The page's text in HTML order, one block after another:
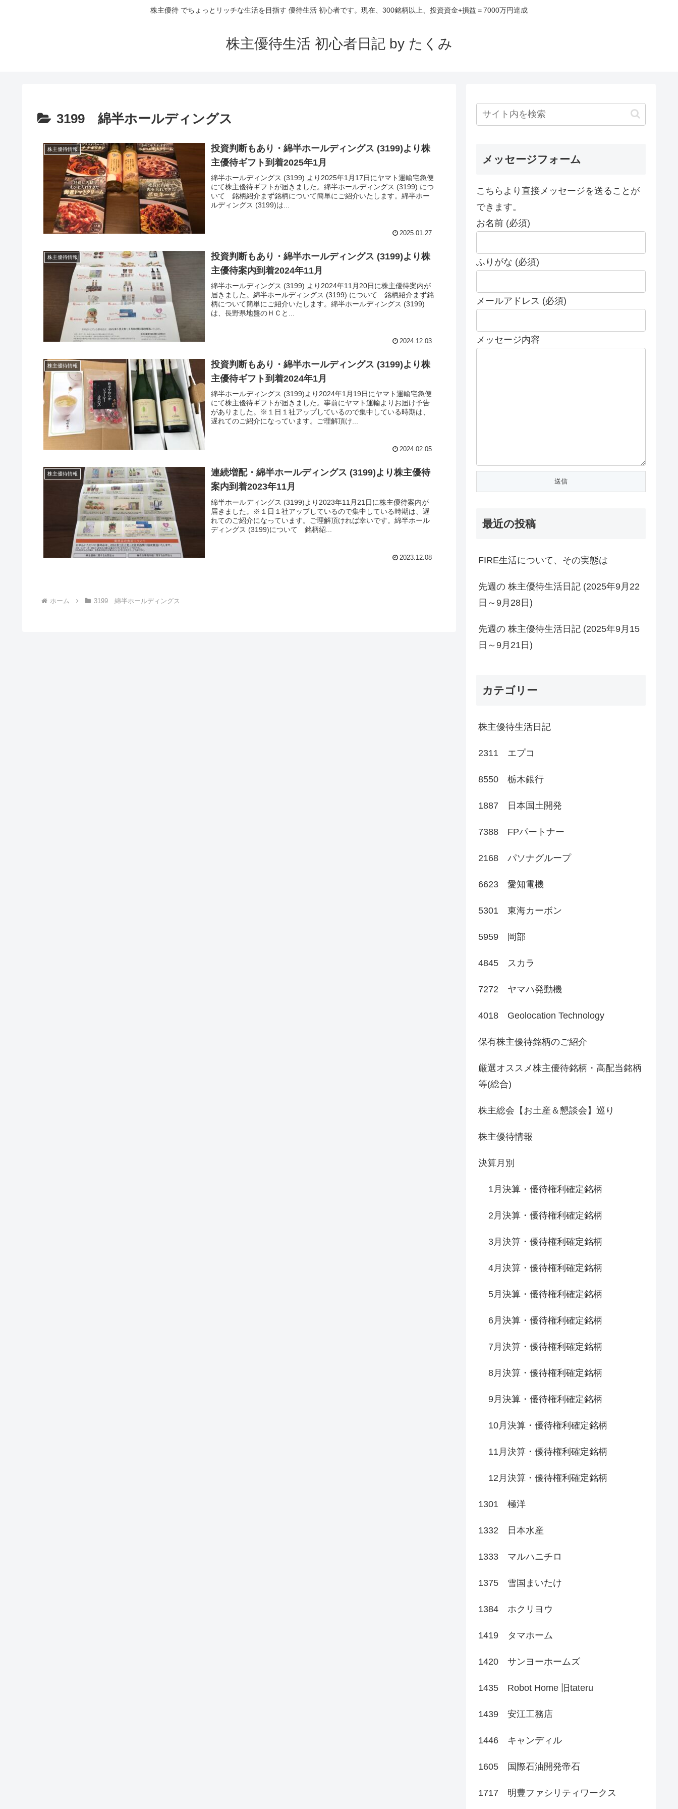
株主優待 でちょっとリッチな生活を目指す 優待生活 初心者です。現在、300銘柄以上、投資資金+損益＝7000万円達成
株主優待生活 初心者日記 by たくみ
3199 綿半ホールディングス
株主優待情報
投資判断もあり・綿半ホールディングス (3199)より株
主優待ギフト到着2025年1月
綿半ホールディングス (3199) より2025年1月17日にヤマト運輸宅急便
にて株主優待ギフトが届きました。綿半ホールディングス (3199) につ
いて 銘柄紹介まず銘柄について簡単にご紹介いたします。綿半ホー
ルディングス (3199)は...
2025.01.27
株主優待情報
投資判断もあり・綿半ホールディングス (3199)より株
主優待案内到着2024年11月
綿半ホールディングス (3199) より2024年11月20日に株主優待案内が
届きました。綿半ホールディングス (3199) について 銘柄紹介まず銘
柄について簡単にご紹介いたします。綿半ホールディングス (3199)
は、長野県地盤のＨＣと...
2024.12.03
株主優待情報
投資判断もあり・綿半ホールディングス (3199)より株
主優待ギフト到着2024年1月
綿半ホールディングス (3199)より2024年1月19日にヤマト運輸宅急便
にて株主優待ギフトが届きました。事前にヤマト運輸よりお届け予告
がありました。※１日１社アップしているので集中している時期は、
遅れてのご紹介になっています。ご理解頂け...
2024.02.05
株主優待情報
連続増配・綿半ホールディングス (3199)より株主優待
案内到着2023年11月
綿半ホールディングス (3199)より2023年11月21日に株主優待案内が
届きました。※１日１社アップしているので集中している時期は、遅
れてのご紹介になっています。ご理解頂ければ幸いです。綿半ホール
ディングス (3199)について 銘柄紹...
2023.12.08
ホーム 3199 綿半ホールディングス
メッセージフォーム
こちらより直接メッセージを送ることが
できます。
お名前 (必須)
ふりがな (必須)
メールアドレス (必須)
メッセージ内容
最近の投稿
FIRE生活について、その実態は
先週の 株主優待生活日記 (2025年9月22
日～9月28日)
先週の 株主優待生活日記 (2025年9月15
日～9月21日)
カテゴリー
株主優待生活日記
2311 エプコ
8550 栃木銀行
1887 日本国土開発
7388 FPパートナー
2168 パソナグループ
6623 愛知電機
5301 東海カーボン
5959 岡部
4845 スカラ
7272 ヤマハ発動機
4018 Geolocation Technology
保有株主優待銘柄のご紹介
厳選オススメ株主優待銘柄・高配当銘柄
等(総合)
株主総会【お土産＆懇談会】巡り
株主優待情報
決算月別
1月決算・優待権利確定銘柄
2月決算・優待権利確定銘柄
3月決算・優待権利確定銘柄
4月決算・優待権利確定銘柄
5月決算・優待権利確定銘柄
6月決算・優待権利確定銘柄
7月決算・優待権利確定銘柄
8月決算・優待権利確定銘柄
9月決算・優待権利確定銘柄
10月決算・優待権利確定銘柄
11月決算・優待権利確定銘柄
12月決算・優待権利確定銘柄
1301 極洋
1332 日本水産
1333 マルハニチロ
1375 雪国まいたけ
1384 ホクリヨウ
1419 タマホーム
1420 サンヨーホームズ
1435 Robot Home 旧tateru
1439 安江工務店
1446 キャンディル
1605 国際石油開発帝石
1717 明豊ファシリティワークス